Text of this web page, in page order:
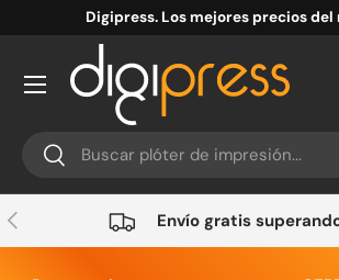
Ir al contenido
Digipress. Los mejores precios del
Buscar
Buscar
Anterior Envío gratis